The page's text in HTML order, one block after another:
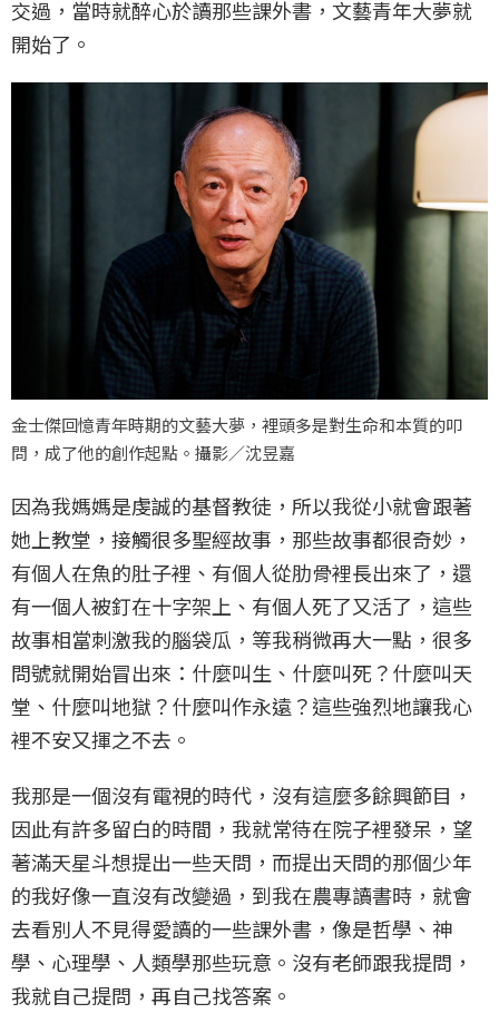
交過，當時就醉心於讀那些課外書，文藝青年大夢就
開始了。
金士傑回憶青年時期的文藝大夢，裡頭多是對生命和本質的叩
問，成了他的創作起點。攝影／沈昱嘉
因為我媽媽是虔誠的基督教徒，所以我從小就會跟著
她上教堂，接觸很多聖經故事，那些故事都很奇妙，
有個人在魚的肚子裡、有個人從肋骨裡長出來了，還
有一個人被釘在十字架上、有個人死了又活了，這些
故事相當刺激我的腦袋瓜，等我稍微再大一點，很多
問號就開始冒出來：什麼叫生、什麼叫死？什麼叫天
堂、什麼叫地獄？什麼叫作永遠？這些強烈地讓我心
裡不安又揮之不去。
我那是一個沒有電視的時代，沒有這麼多餘興節目，
因此有許多留白的時間，我就常待在院子裡發呆，望
著滿天星斗想提出一些天問，而提出天問的那個少年
的我好像一直沒有改變過，到我在農專讀書時，就會
去看別人不見得愛讀的一些課外書，像是哲學、神
學、心理學、人類學那些玩意。沒有老師跟我提問，
我就自己提問，再自己找答案。